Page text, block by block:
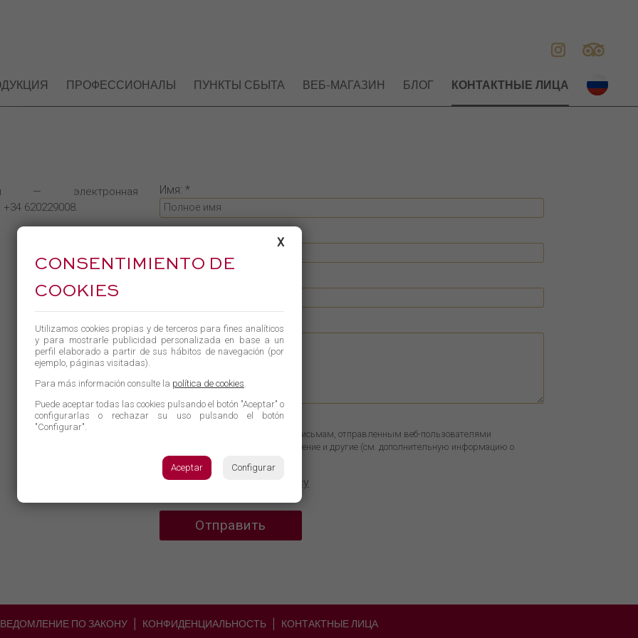
ПРОФЕССИОНАЛЫ ПУНКТЫ СБЫТА ВЕБ-МАГАЗИН БЛОГ КОНТАКТНЫЕ ЛИЦА
— электронная
+34 620229008.
Имя: *
Запрос: *
Ответственный: Entrepeñas S.L.
: Внимание к электронным письмам, отправленным веб-пользователями
: Доступ, исправление, удаление и другие (см. дополнительную информацию о
конфиденциальности)
Я принимаю privacy policy
Отправить
ПО ЗАКОНУ КОНФИДЕНЦИАЛЬНОСТЬ КОНТАКТНЫЕ ЛИЦА
X
CONSENTIMIENTO DE
COOKIES
Utilizamos cookies propias y de terceros para fines analíticos
y para mostrarle publicidad personalizada en base a un
perfil elaborado a partir de sus hábitos de navegación (por
ejemplo, páginas visitadas).
Para más información consulte la política de cookies.
Puede aceptar todas las cookies pulsando el botón "Aceptar" o
configurarlas o rechazar su uso pulsando el botón
"Configurar".
Aceptar Configurar